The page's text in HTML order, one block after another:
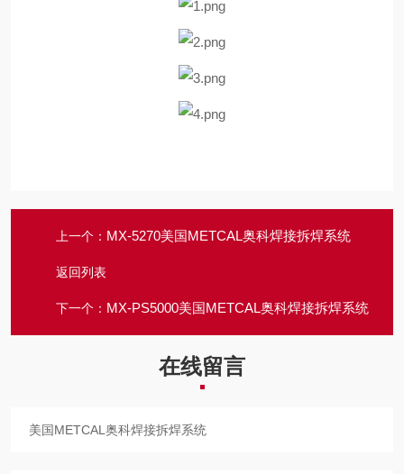
上一个： MX-5270美国METCAL奥科焊接拆焊系统
返回列表
下一个： MX-PS5000美国METCAL奥科焊接拆焊系统
在线留言